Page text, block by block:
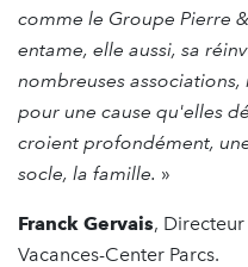
comme le Groupe Pierre
entame, elle aussi, sa
nombreuses
pour une cause qu'elles
croient profondément,
socle, la famille. »
Franck Gervais,
Vacances-Center Parcs.